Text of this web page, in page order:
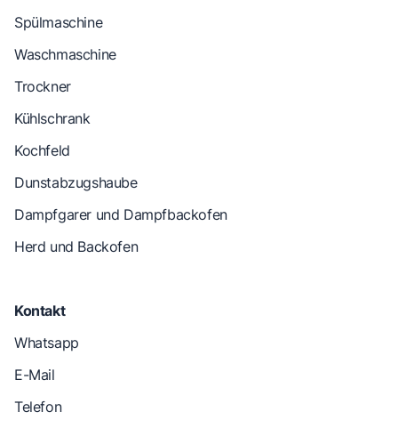
Spülmaschine
Waschmaschine
Trockner
Kühlschrank
Kochfeld
Dunstabzugshaube
Dampfgarer und Dampfbackofen
Herd und Backofen
Kontakt
Whatsapp
E-Mail
Telefon